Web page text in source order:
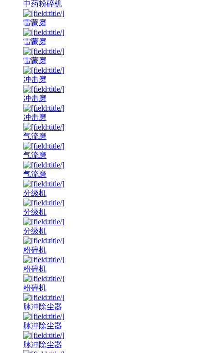
中药粉碎机
雷蒙磨
雷蒙磨
雷蒙磨
冲击磨
冲击磨
冲击磨
气流磨
气流磨
气流磨
分级机
分级机
分级机
粉碎机
粉碎机
粉碎机
脉冲除尘器
脉冲除尘器
脉冲除尘器